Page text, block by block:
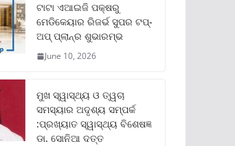
ଟାଟା ଏଆଇଜି ପକ୍ଷରୁ
ମେଡିକେୟାର ରିଜର୍ଭ ସୁପର ଟପ୍‌-
ଅପ୍ ପ୍ଲାନ୍‌ର ଶୁଭାରମ୍ଭ
June 10, 2026
ମୁଖ ସ୍ୱାସ୍ଥ୍ୟ ଓ ତ୍ୱଚା
ସମସ୍ୟାର ଅଦୃଶ୍ୟ ସମ୍ପର୍କ
:ପ୍ରଖ୍ୟାତ ସ୍ୱାସ୍ଥ୍ୟ ବିଶେଷଜ୍ଞ
ଡା. ସୋନିଆ ଦତ୍ତ